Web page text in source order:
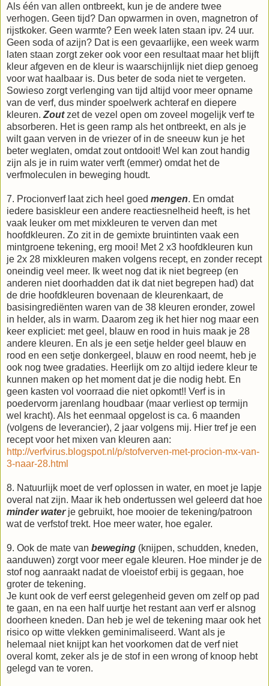
Als één van allen ontbreekt, kun je de andere twee
verhogen. Geen tijd? Dan opwarmen in oven, magnetron of
rijstkoker. Geen warmte? Een week laten staan ipv. 24 uur.
Geen soda of azijn? Dat is een gevaarlijke, een week warm
laten staan zorgt zeker ook voor een resultaat maar het blijft
kleur afgeven en de kleur is waarschijnlijk niet diep genoeg
voor wat haalbaar is. Dus beter de soda niet te vergeten.
Sowieso zorgt verlenging van tijd altijd voor meer opname
van de verf, dus minder spoelwerk achteraf en diepere
kleuren. Zout zet de vezel open om zoveel mogelijk verf te
absorberen. Het is geen ramp als het ontbreekt, en als je
wilt gaan verven in de vriezer of in de sneeuw kun je het
beter weglaten, omdat zout ontdooit! Wel kan zout handig
zijn als je in ruim water verft (emmer) omdat het de
verfmoleculen in beweging houdt.
7. Procionverf laat zich heel goed mengen. En omdat
iedere basiskleur een andere reactiesnelheid heeft, is het
vaak leuker om met mixkleuren te verven dan met
hoofdkleuren. Zo zit in de gemixte bruintinten vaak een
mintgroene tekening, erg mooi! Met 2 x3 hoofdkleuren kun
je 2x 28 mixkleuren maken volgens recept, en zonder recept
oneindig veel meer. Ik weet nog dat ik niet begreep (en
anderen niet doorhadden dat ik dat niet begrepen had) dat
de drie hoofdkleuren bovenaan de kleurenkaart, de
basisingrediënten waren van de 38 kleuren eronder, zowel
in helder, als in warm. Daarom zeg ik het hier nog maar een
keer expliciet: met geel, blauw en rood in huis maak je 28
andere kleuren. En als je een setje helder geel blauw en
rood en een setje donkergeel, blauw en rood neemt, heb je
ook nog twee gradaties. Heerlijk om zo altijd iedere kleur te
kunnen maken op het moment dat je die nodig hebt. En
geen kasten vol voorraad die niet opkomt!! Verf is in
poedervorm jarenlang houdbaar (maar verliest op termijn
wel kracht). Als het eenmaal opgelost is ca. 6 maanden
(volgens de leverancier), 2 jaar volgens mij. Hier tref je een
recept voor het mixen van kleuren aan:
http://verfvirus.blogspot.nl/p/stofverven-met-procion-mx-van-
3-naar-28.html
8. Natuurlijk moet de verf oplossen in water, en moet je lapje
overal nat zijn. Maar ik heb ondertussen wel geleerd dat hoe
minder water je gebruikt, hoe mooier de tekening/patroon
wat de verfstof trekt. Hoe meer water, hoe egaler.
9. Ook de mate van beweging (knijpen, schudden, kneden,
aanduwen) zorgt voor meer egale kleuren. Hoe minder je de
stof nog aanraakt nadat de vloeistof erbij is gegaan, hoe
groter de tekening.
Je kunt ook de verf eerst gelegenheid geven om zelf op pad
te gaan, en na een half uurtje het restant aan verf er alsnog
doorheen kneden. Dan heb je wel de tekening maar ook het
risico op witte vlekken geminimaliseerd. Want als je
helemaal niet knijpt kan het voorkomen dat de verf niet
overal komt, zeker als je de stof in een wrong of knoop hebt
gelegd van te voren.